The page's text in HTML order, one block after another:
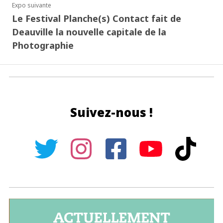
Expo suivante
Le Festival Planche(s) Contact fait de
Deauville la nouvelle capitale de la
Photographie
Suivez-nous !